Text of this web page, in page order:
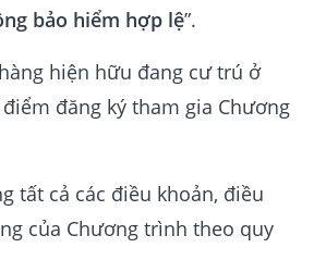
bảo hiểm hợp lệ”.
hiện hữu đang cư trú ở
đăng ký tham gia Chương
tất cả các điều khoản, điều
của Chương trình theo quy